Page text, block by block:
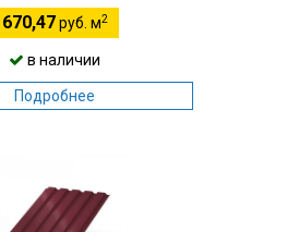
670,47руб. м2
в наличии
Подробнее